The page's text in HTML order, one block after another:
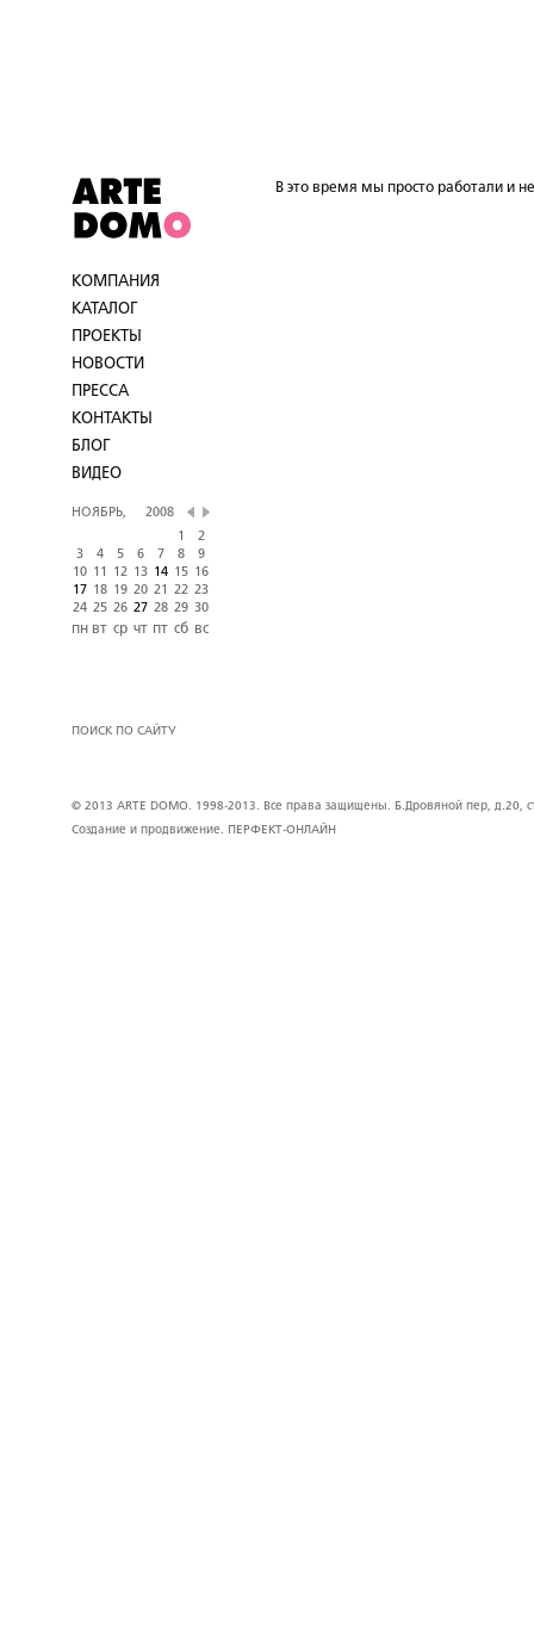
КОМПАНИЯ
КАТАЛОГ
ПРОЕКТЫ
НОВОСТИ
ПРЕССА
КОНТАКТЫ
БЛОГ
ВИДЕО
НОЯБРЬ,
2008
1
2
3
4 5 6 7 8
9
10 11 12 13 14 15
16
17 18 19 20 21 22 23
24 25 26 27 28 29 30
пн вт ср чт пт сб вс
ПОИСК ПО САЙТУ
В это время мы просто работали и
© 2013 ARTE DOMO. 1998-2013. Все права защищены. Б.Дровяной пер, д.20,
Создание и продвижение.
ПЕРФЕКТ-ОНЛАЙН